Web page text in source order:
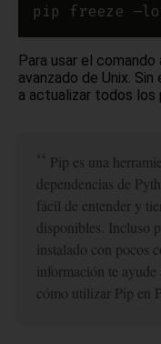
pip freeze
Para usar el
avanzado de Unix.
a actualizar todos los
Pip es una
dependencias de
fácil de entender y
disponibles. Incluso
instalado con pocos
información te
cómo utilizar Pip en